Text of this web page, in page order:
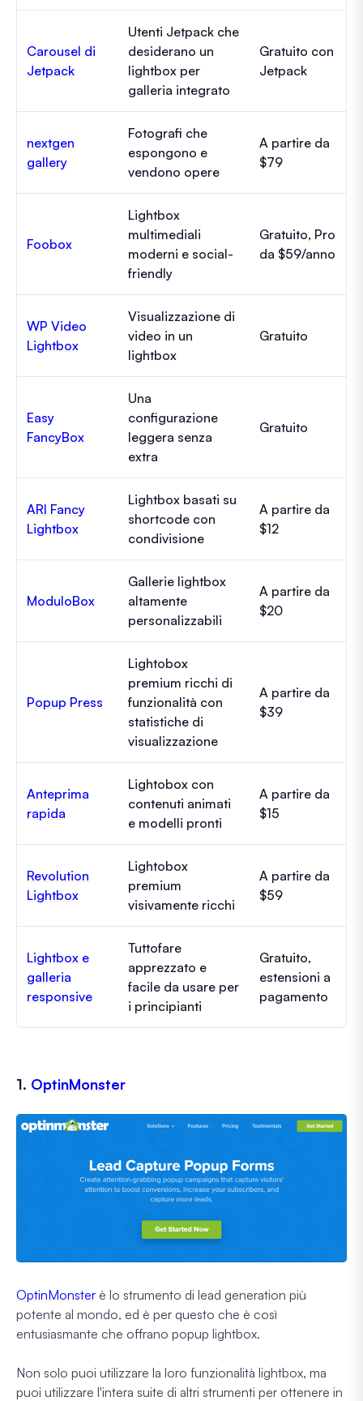
Carousel di
Jetpack
Utenti Jetpack che
desiderano un
lightbox per
galleria integrato
Gratuito con
Jetpack
nextgen
gallery
Fotografi che
espongono e
vendono opere
A partire da
$79
Foobox
Lightbox
multimediali
moderni e social-
friendly
Gratuito, Pro
da $59/anno
WP Video
Lightbox
Visualizzazione di
video in un
lightbox
Gratuito
Easy
FancyBox
Una
configurazione
leggera senza
extra
Gratuito
ARI Fancy
Lightbox
Lightbox basati su
shortcode con
condivisione
A partire da
$12
ModuloBox
Gallerie lightbox
altamente
personalizzabili
A partire da
$20
Popup Press
Lightobox
premium ricchi di
funzionalità con
statistiche di
visualizzazione
A partire da
$39
Anteprima
rapida
Lightobox con
contenuti animati
e modelli pronti
A partire da
$15
Revolution
Lightbox
Lightobox
premium
visivamente ricchi
A partire da
$59
Lightbox e
galleria
responsive
Tuttofare
apprezzato e
facile da usare per
i principianti
Gratuito,
estensioni a
pagamento
1. OptinMonster
OptinMonster è lo strumento di lead generation più
potente al mondo, ed è per questo che è così
entusiasmante che offrano popup lightbox.
Non solo puoi utilizzare la loro funzionalità lightbox, ma
puoi utilizzare l'intera suite di altri strumenti per ottenere in